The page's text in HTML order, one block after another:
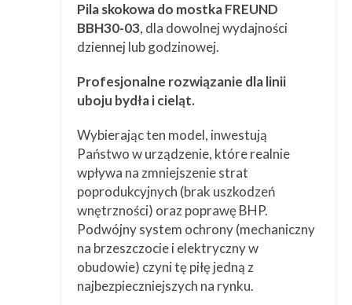
Pila skokowa do mostka FREUND
BBH30-03, dla dowolnej wydajności
dziennej lub godzinowej.
Profesjonalne rozwiązanie dla linii
uboju bydła i cieląt.
Wybierając ten model, inwestują
Państwo w urządzenie, które realnie
wpływa na zmniejszenie strat
poprodukcyjnych (brak uszkodzeń
wnętrzności) oraz poprawę BHP.
Podwójny system ochrony (mechaniczny
na brzeszczocie i elektryczny w
obudowie) czyni tę piłę jedną z
najbezpieczniejszych na rynku.